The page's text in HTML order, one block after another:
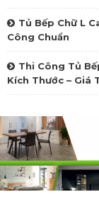
Tủ Bếp Chữ L
Công Chuẩn
Thi Công Tủ
Kích Thước – Giá
99+ Mẫu Tủ